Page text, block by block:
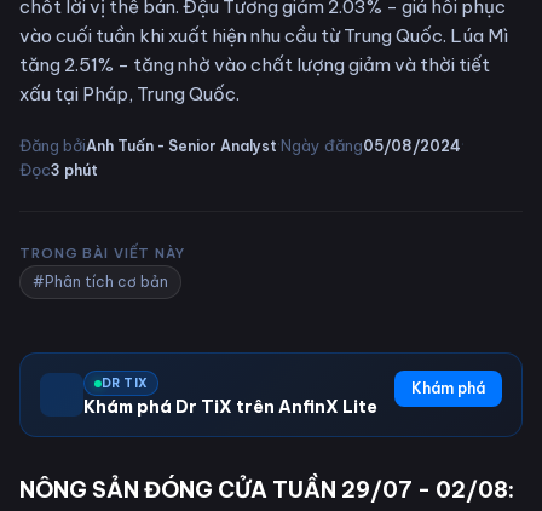
chốt lời vị thế bán. Đậu Tương giảm 2.03% - giá hồi phục
vào cuối tuần khi xuất hiện nhu cầu từ Trung Quốc. Lúa Mì
tăng 2.51% - tăng nhờ vào chất lượng giảm và thời tiết
xấu tại Pháp, Trung Quốc.
Đăng bởiAnh Tuấn - Senior Analyst·Ngày đăng05/08/2024·
Đọc3 phút
TRONG BÀI VIẾT NÀY
#Phân tích cơ bản
DR TIX
Khám phá Dr TiX trên AnfinX Lite
Khám phá
NÔNG SẢN ĐÓNG CỬA TUẦN 29/07 - 02/08: